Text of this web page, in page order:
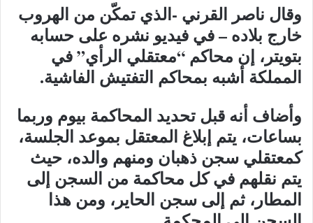
وقال ناصر القرني -الذي تمكّن من الهروب
خارج بلاده – في فيديو نشره على حسابه
بتويتر، إن محاكم “معتقلي الرأي” في
المملكة أشبه بمحاكم التفتيش الفاشية.
وأضاف أنه قبل تحديد المحاكمة بيوم وربما
بساعات، يتم إبلاغ المعتقل بموعد الجلسة،
كمعتقلي سجن ذهبان ومنهم والده، حيث
يتم نقلهم في كل محاكمة من السجن إلى
المطار، ثم إلى سجن الحاير، ومن هذا